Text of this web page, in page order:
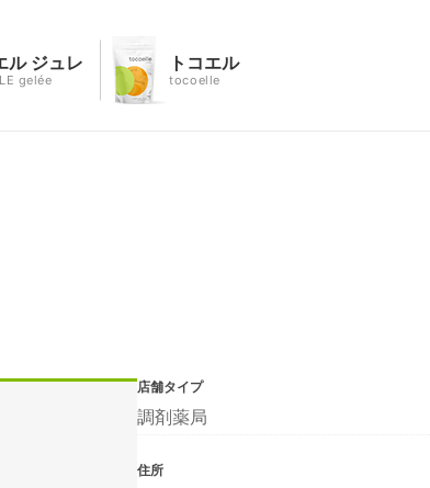
ル ジュレ
gelée
トコエル
tocoelle
店舗タイプ
調剤薬局
住所